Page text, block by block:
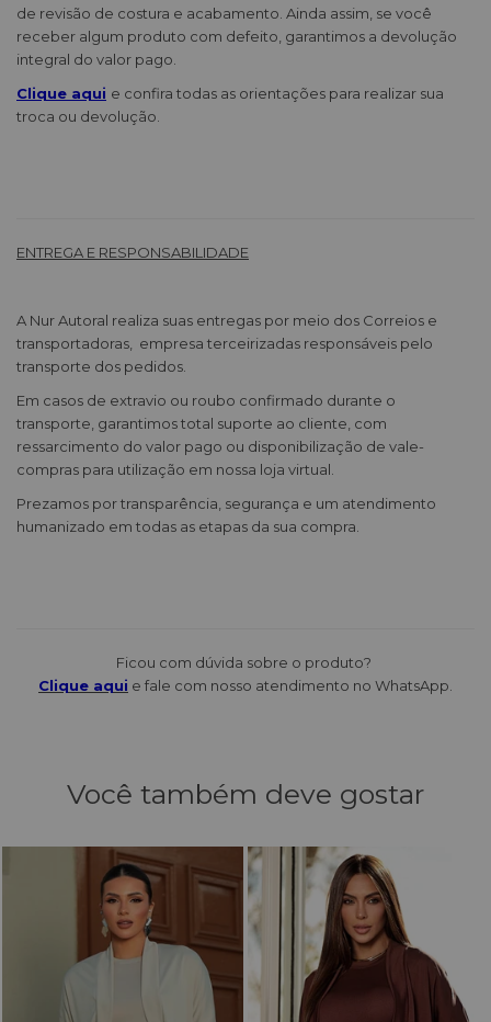
de revisão de costura e acabamento. Ainda assim, se você
receber algum produto com defeito, garantimos a devolução
integral do valor pago.
Clique aqui e confira todas as orientações para realizar sua
troca ou devolução.
ENTREGA E RESPONSABILIDADE
A Nur Autoral realiza suas entregas por meio dos Correios e
transportadoras, empresa terceirizadas responsáveis pelo
transporte dos pedidos.
Em casos de extravio ou roubo confirmado durante o
transporte, garantimos total suporte ao cliente, com
ressarcimento do valor pago ou disponibilização de vale-
compras para utilização em nossa loja virtual.
Prezamos por transparência, segurança e um atendimento
humanizado em todas as etapas da sua compra.
Ficou com dúvida sobre o produto?
Clique aqui e fale com nosso atendimento no WhatsApp.
Você também deve gostar